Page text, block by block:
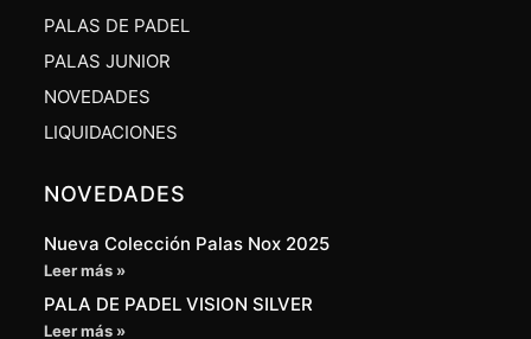
PALAS DE PADEL
PALAS JUNIOR
NOVEDADES
LIQUIDACIONES
NOVEDADES
Nueva Colección Palas Nox 2025
Leer más »
PALA DE PADEL VISION SILVER
Leer más »